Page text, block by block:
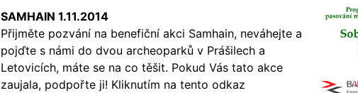
SAMHAIN 1.11.2014
Přijměte pozvání na benefiční akci Samhain, neváhejte a
pojďte s námi do dvou archeoparků v Prášilech a
Letovicích, máte se na co těšit. Pokud Vás tato akce
zaujala, podpořte ji! Kliknutím na tento odkaz